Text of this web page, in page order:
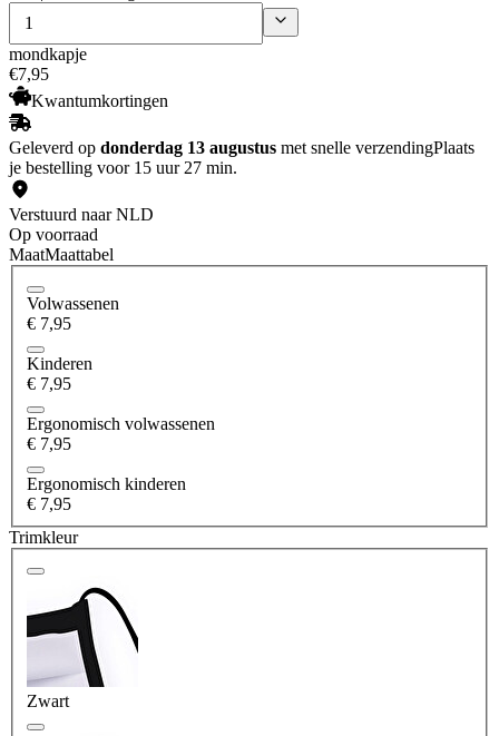
mondkapje
€7,95
Kwantumkortingen
Geleverd op donderdag 13 augustus met snelle verzendingPlaats
je bestelling voor 15 uur 27 min.
Verstuurd naar NLD
Op voorraad
MaatMaattabel
Volwassenen
€ 7,95
Kinderen
€ 7,95
Ergonomisch volwassenen
€ 7,95
Ergonomisch kinderen
€ 7,95
Trimkleur
Zwart